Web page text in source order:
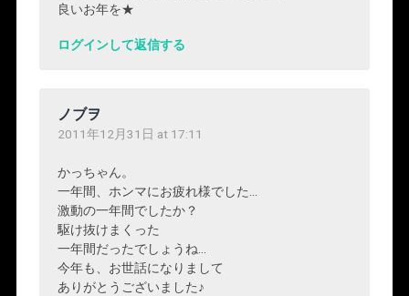
良いお年を★
ログインして返信する
ノブヲ
2011年12月31日 at 17:11
かっちゃん。
一年間、ホンマにお疲れ様でした…
激動の一年間でしたか？
駆け抜けまくった
一年間だったでしょうね…
今年も、お世話になりまして
ありがとうございました♪